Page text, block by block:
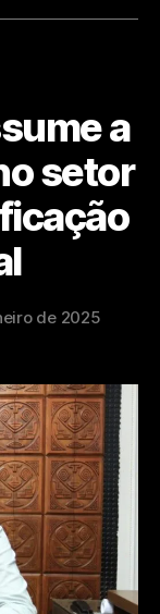
a
setor
de 2025